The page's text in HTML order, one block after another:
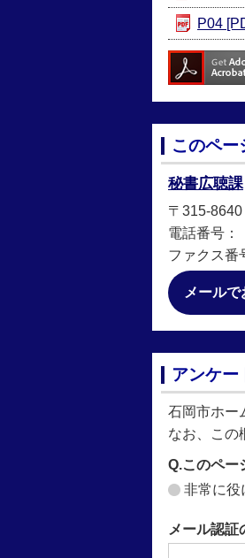
P04
このペー
秘書広聴課
〒315-
電話番号：
ファクス番
メール
アンケー
石岡市ホー
なお、この
Q.このペー
非常に役
メール認証